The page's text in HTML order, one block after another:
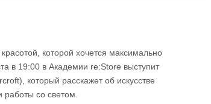
которой хочется максимально
в 19:00 в Академии re:Store выступит
который расскажет об искусстве
со светом.